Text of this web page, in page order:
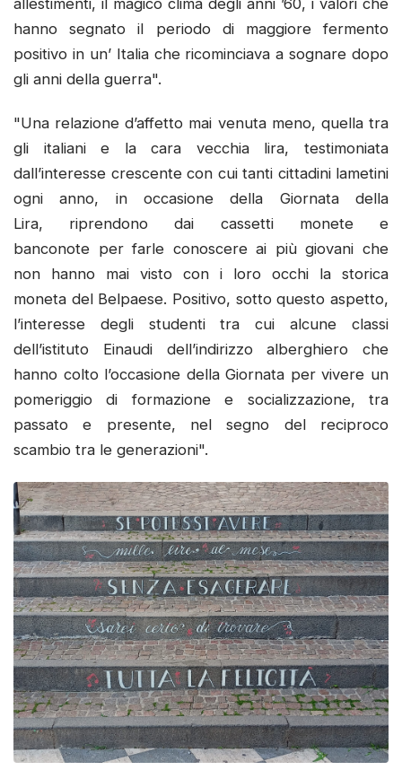
hanno segnato il periodo di maggiore fermento
positivo in un’ Italia che ricominciava a sognare dopo
gli anni della guerra".
"Una relazione d’affetto mai venuta meno, quella tra
gli italiani e la cara vecchia lira, testimoniata
dall’interesse crescente con cui tanti cittadini lametini
ogni anno, in occasione della Giornata della
Lira, riprendono dai cassetti monete e
banconote per farle conoscere ai più giovani che
non hanno mai visto con i loro occhi la storica
moneta del Belpaese. Positivo, sotto questo aspetto,
l’interesse degli studenti tra cui alcune classi
dell’istituto Einaudi dell’indirizzo alberghiero che
hanno colto l’occasione della Giornata per vivere un
pomeriggio di formazione e socializzazione, tra
passato e presente, nel segno del reciproco
scambio tra le generazioni".